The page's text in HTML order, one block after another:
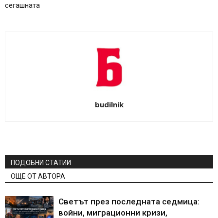
сегашната
budilnik
ПОДОБНИ СТАТИИ
ОЩЕ ОТ АВТОРА
Светът през последната седмица:
войни, миграционни кризи,